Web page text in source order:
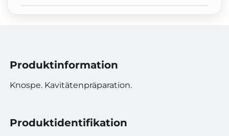
Produktinformation
Knospe. Kavitätenpräparation.
Produktidentifikation